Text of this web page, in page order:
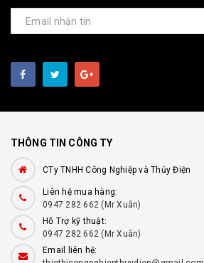
THÔNG TIN CÔNG TY
CTy TNHH Công Nghiệp và Thủy Điện
Liên hệ mua hàng:
0947 282 662 (Mr Xuân)
Hỗ Trợ kỹ thuật:
0947 282 662 (Mr Xuân)
Email liên hệ: